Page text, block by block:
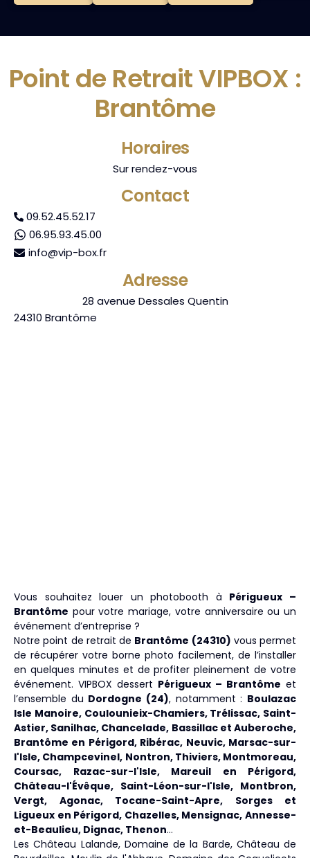
Point de Retrait VIPBOX :
Brantôme
Adresse
28 avenue Dessales Quentin
24310 Brantôme
Contact
09.52.45.52.17
06.95.93.45.00
info@vip-box.fr
Horaires
Sur rendez-vous
Vous souhaitez louer un photobooth à Périgueux –
Brantôme pour votre mariage, votre anniversaire ou un
événement d’entreprise ?
Notre point de retrait de Brantôme (24310) vous permet
de récupérer votre borne photo facilement, de l’installer
en quelques minutes et de profiter pleinement de votre
événement. VIPBOX dessert Périgueux – Brantôme et
l’ensemble du Dordogne (24), notamment : Boulazac
Isle Manoire, Coulounieix-Chamiers, Trélissac, Saint-
Astier, Sanilhac, Chancelade, Bassillac et Auberoche,
Brantôme en Périgord, Ribérac, Neuvic, Marsac-sur-
l'Isle, Champcevinel, Nontron, Thiviers, Montmoreau,
Coursac, Razac-sur-l'Isle, Mareuil en Périgord,
Château-l'Évêque, Saint-Léon-sur-l'Isle, Montbron,
Vergt, Agonac, Tocane-Saint-Apre, Sorges et
Ligueux en Périgord, Chazelles, Mensignac, Annesse-
et-Beaulieu, Dignac, Thenon…
Les Château Lalande, Domaine de la Barde, Château de